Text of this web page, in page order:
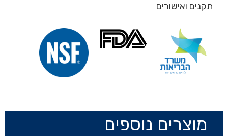
תקנים ואישורים
מוצרים נוספים